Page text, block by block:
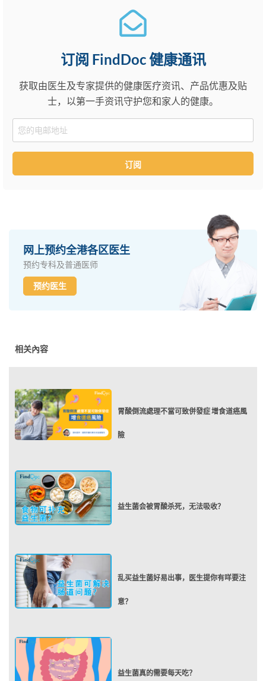
订阅 FindDoc 健康通讯
获取由医生及专家提供的健康医疗资讯、产品优惠及贴
士，以第一手资讯守护您和家人的健康。
Email
订阅
网上预约全港各区医生
预约专科及普通医师
预约医生
相关內容
胃酸倒流處理不當可致併發症 增食道癌風
險
益生菌会被胃酸杀死，无法吸收？
乱买益生菌好易出事，医生提你有咩要注
意？
益生菌真的需要每天吃？